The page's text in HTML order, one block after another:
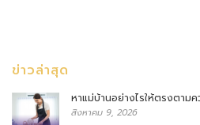
ข่าวล่าสุด
หาแม่บ้านอย่างไรให้ตรงตาม
สิงหาคม 9, 2026